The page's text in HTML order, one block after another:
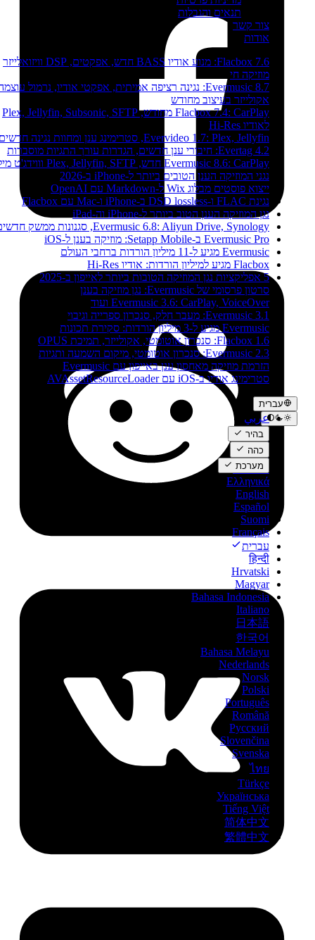
תנאים והגבלות
צור קשר
אודות
Flacbox 7.6: מנוע אודיו BASS חדש, אפקטים, DSP וויזואלייזר
מוזיקה חי
Evermusic 8.7: נגינה רציפה אמיתית, אפקטי אודיו, נרמול עוצמה,
אקולייזר בעיצוב מחודש
Flacbox 7.4: CarPlay מחודש, Plex, Jellyfin, Subsonic, SFTP
לאודיו Hi-Res
Evervideo 1.7: Plex, Jellyfin, סטרימינג ענן ומחוות נגינה חדשים
Evertag 4.2: חיבורי ענן חדשים, הגדרות עורך התגיות מוסברות
Evermusic 8.6: CarPlay חדש, Plex, Jellyfin, SFTP וווידג'ט מילים
נגני המוזיקה הענן הטובים ביותר ל-iPhone ב-2026
ייצוא פוסטים מבלוג Wix ל-Markdown עם OpenAI
נגינת FLAC ו-DSD lossless ב-iPhone ו-Mac עם Flacbox
נגן המוזיקה הענן הטוב ביותר ל-iPhone וה-iPad
Evermusic 6.8: Aliyun Drive, Synology, סגנונות ממשק חדשים
Evermusic Pro ב-Setapp Mobile: מוזיקה בענן ל-iOS
Evermusic מגיע ל-11 מיליון הורדות ברחבי העולם
Flacbox מגיע למיליון הורדות: אודיו Hi-Res
5 אפליקציות נגן המוזיקה הטובות ביותר לאייפון ב-2025
סרטון פרסומי של Evermusic: נגן מוזיקה בענן
Evermusic 3.6: CarPlay, VoiceOver ועוד
Evermusic 3.1: מעבר חלק, סנכרון ספרייה וגיבוי
Evermusic מגיע ל-3 מיליון הורדות: סקירת תכונות
Flacbox 1.6: סנכרון אוטומטי, אקולייזר, תמיכת OPUS
Evermusic 2.3: סנכרון אוטומטי, מיקום השמעה ותגיות
הזרמת מוזיקה מאחסון ענן באייפון עם Evermusic
סטרימינג אודיו ב-iOS עם AVAssetResourceLoader
עברית
عربي
Català
Čeština
Dansk
Deutsch
Ελληνικά
English
Español
Suomi
Français
עברית
हिन्दी
Hrvatski
Magyar
Bahasa Indonesia
Italiano
日本語
한국어
Bahasa Melayu
Nederlands
Norsk
Polski
Português
Română
Русский
Slovenčina
Svenska
ไทย
Türkçe
Українська
Tiếng Việt
简体中文
繁體中文
בהיר
כהה
מערכת